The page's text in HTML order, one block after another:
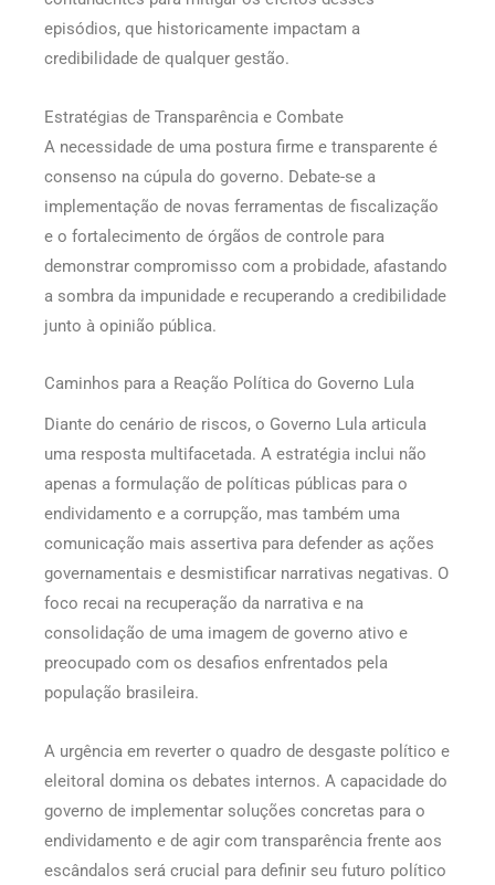
episódios, que historicamente impactam a
credibilidade de qualquer gestão.
Estratégias de Transparência e Combate
A necessidade de uma postura firme e transparente é
consenso na cúpula do governo. Debate-se a
implementação de novas ferramentas de fiscalização
e o fortalecimento de órgãos de controle para
demonstrar compromisso com a probidade, afastando
a sombra da impunidade e recuperando a credibilidade
junto à opinião pública.
Caminhos para a Reação Política do Governo Lula
Diante do cenário de riscos, o Governo Lula articula
uma resposta multifacetada. A estratégia inclui não
apenas a formulação de políticas públicas para o
endividamento e a corrupção, mas também uma
comunicação mais assertiva para defender as ações
governamentais e desmistificar narrativas negativas. O
foco recai na recuperação da narrativa e na
consolidação de uma imagem de governo ativo e
preocupado com os desafios enfrentados pela
população brasileira.
A urgência em reverter o quadro de desgaste político e
eleitoral domina os debates internos. A capacidade do
governo de implementar soluções concretas para o
endividamento e de agir com transparência frente aos
escândalos será crucial para definir seu futuro político